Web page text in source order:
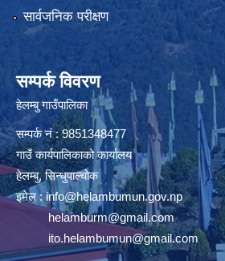
सार्वजनिक परीक्षण
सम्पर्क विवरण
हेलम्बु गाउँपालिका
सम्पर्क नं : 9851348477
गाउँ कार्यपालिकाको कार्यालय
हेलम्बु, सिन्धुपाल्चोक
इमेल :info@helambumun.gov.np
helamburm@gmail.com
ito.helambumun@gmail.com